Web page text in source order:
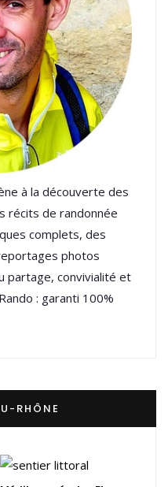
à la découverte des
récits de randonnée
complets, des
photos
partage, convivialité et
: garanti 100%
RHÔNE